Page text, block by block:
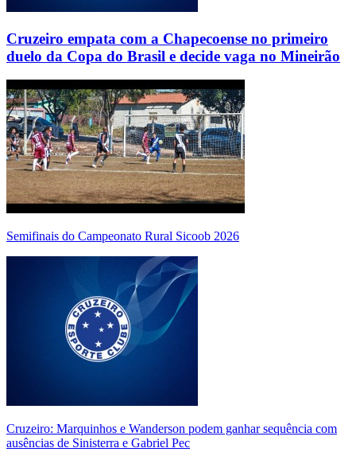
Cruzeiro empata com a Chapecoense no primeiro
duelo da Copa do Brasil e decide vaga no Mineirão
Semifinais do Campeonato Rural Sicoob 2026
Cruzeiro: Marquinhos e Wanderson podem ganhar sequência com
ausências de Sinisterra e Gabriel Pec